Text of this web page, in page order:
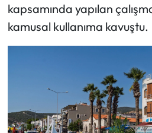
kapsamında yapılan
kamusal kullanıma kavuştu.